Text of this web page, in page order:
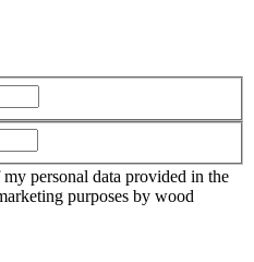
personal data provided in the
purposes by wood